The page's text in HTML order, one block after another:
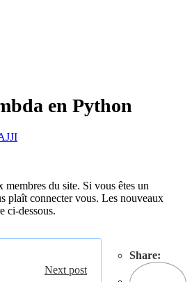
en Python
membres du site. Si vous êtes un
plaît connecter vous. Les nouveaux
ci-dessous.
Share:
Next post